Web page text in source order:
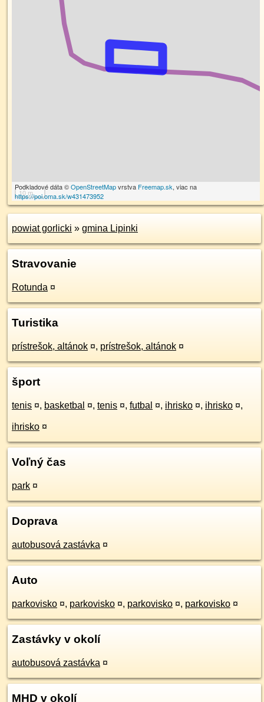
10 m
Podkladové dáta ©OpenStreetMapvrstva Freemap.sk, viac na
https://poi.oma.sk/w431473952
powiat gorlicki » gmina Lipinki
Stravovanie
Rotunda ¤
Turistika
prístrešok, altánok ¤, prístrešok, altánok ¤
šport
tenis ¤, basketbal ¤, tenis ¤, futbal ¤, ihrisko ¤, ihrisko ¤,
ihrisko ¤
Voľný čas
park ¤
Doprava
autobusová zastávka ¤
Auto
parkovisko ¤, parkovisko ¤, parkovisko ¤, parkovisko ¤
Zastávky v okolí
autobusová zastávka ¤
MHD v okolí